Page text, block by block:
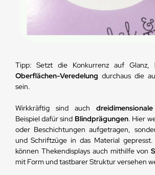
Tipp: Setzt die Konkurrenz auf
Oberflächen-Veredelung durchaus die
sein.
Wirkkräftig sind auch
Beispiel dafür sind Blindprägungen. Hier
oder Beschichtungen aufgetragen,
und Schriftzüge in das Material
können Thekendisplays auch mithilfe von
mit Form und tastbarer Struktur versehen